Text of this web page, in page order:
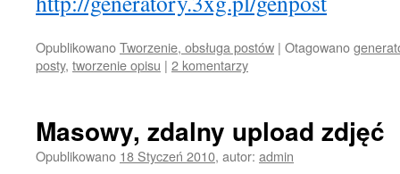
OpublikowanoTworzenie, obsługa postów | Otagowano
posty, tworzenie opisu | 2 komentarzy
Masowy, zdalny upload zdjęć
Opublikowano 18 Styczeń 2010, autor: admin